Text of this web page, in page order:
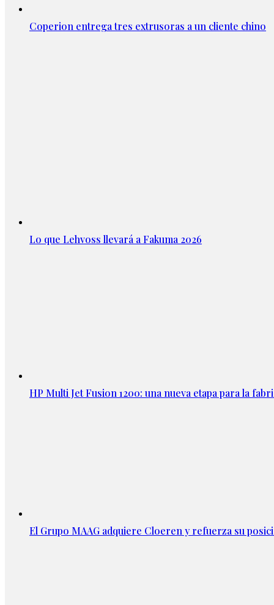
Coperion entrega tres extrusoras a un cliente chino
Lo que Lehvoss llevará a Fakuma 2026
HP Multi Jet Fusion 1200: una nueva etapa para la
El Grupo MAAG adquiere Cloeren y refuerza su